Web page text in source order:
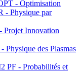
- Optimisation
- Physique par
Innovation
Physique des Plasmas
PF - Probabilités et